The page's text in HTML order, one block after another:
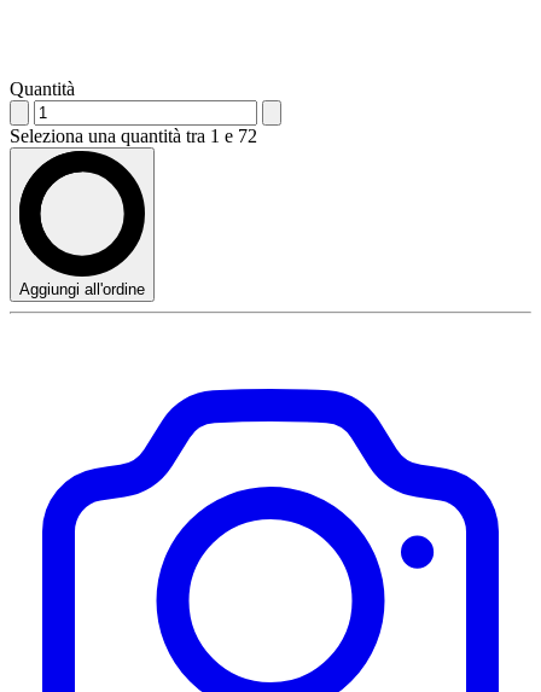
Quantità
Seleziona una quantità tra 1 e 72
Aggiungi all'ordine